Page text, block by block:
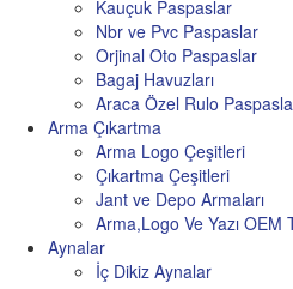
Kauçuk Paspaslar
Nbr ve Pvc Paspaslar
Orjinal Oto Paspaslar
Bagaj Havuzları
Araca Özel Rulo
Arma Çıkartma
Arma Logo Çeşitleri
Çıkartma Çeşitleri
Jant ve Depo Armaları
Arma,Logo Ve Yazı OEM
Aynalar
İç Dikiz Aynalar